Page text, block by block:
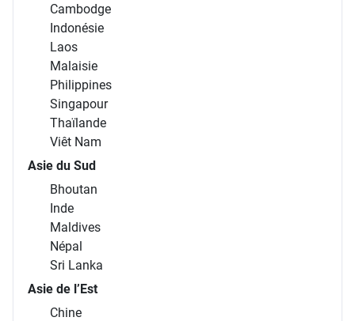
Cambodge
Indonésie
Laos
Malaisie
Philippines
Singapour
Thaïlande
Viêt Nam
Asie du Sud
Bhoutan
Inde
Maldives
Népal
Sri Lanka
Asie de l’Est
Chine